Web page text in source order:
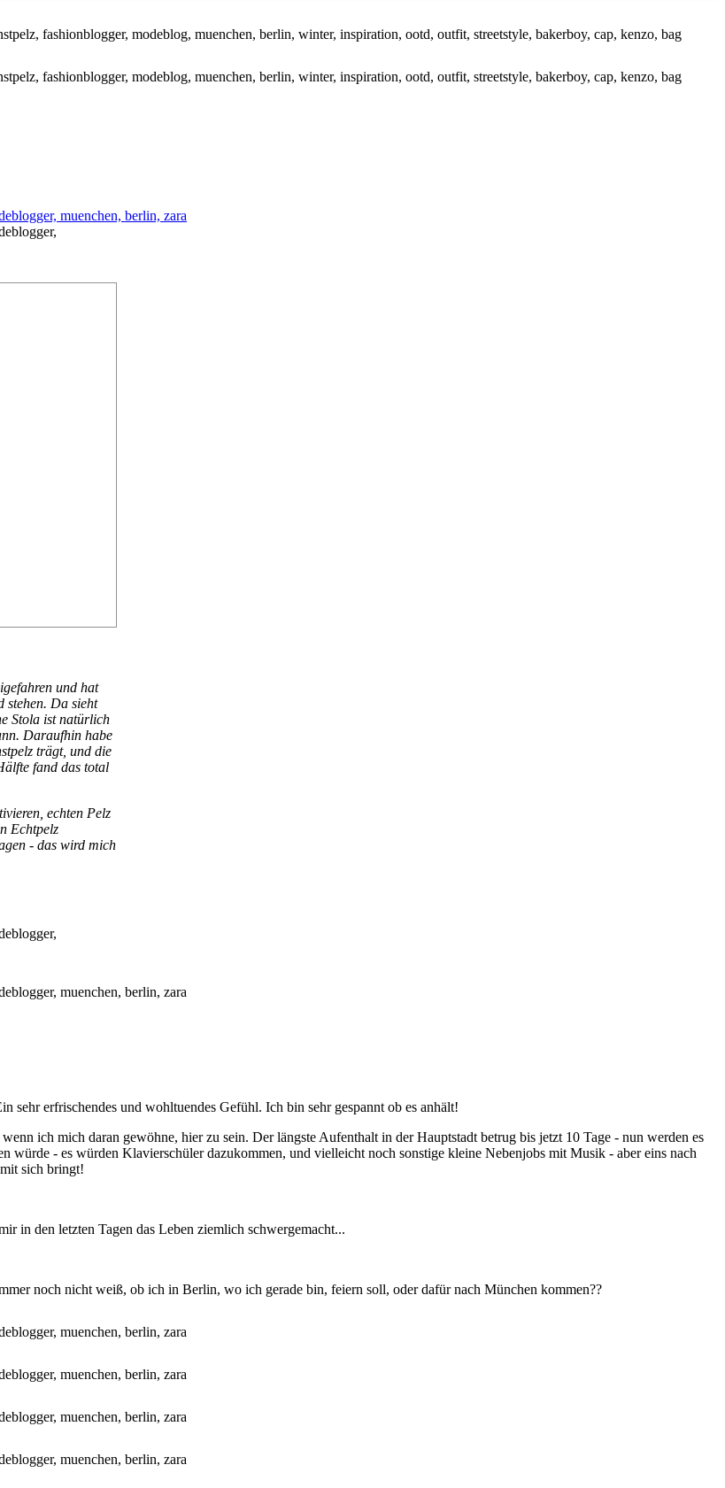
und hat
stehen. Da sieht
Stola ist natürlich
Daraufhin habe
trägt, und die
fand das total
echten Pelz
Echtpelz
- das wird mich
erfrischendes und wohltuendes Gefühl. Ich bin sehr gespannt ob es anhält!
ich mich daran gewöhne, hier zu sein. Der längste Aufenthalt in der Hauptstadt betrug bis jetzt 10 Tage - nun werden es
würde - es würden Klavierschüler dazukommen, und vielleicht noch sonstige kleine Nebenjobs mit Musik - aber eins nach
sich bringt!
in den letzten Tagen das Leben ziemlich schwergemacht...
noch nicht weiß, ob ich in Berlin, wo ich gerade bin, feiern soll, oder dafür nach München kommen??